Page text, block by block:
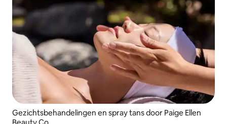
Gezichtsbehandelingen en spray tans door Paige Ellen